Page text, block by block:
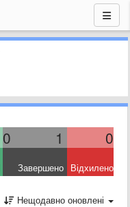
0 1 0
Завершено Відхилено
Нещодавно оновлені